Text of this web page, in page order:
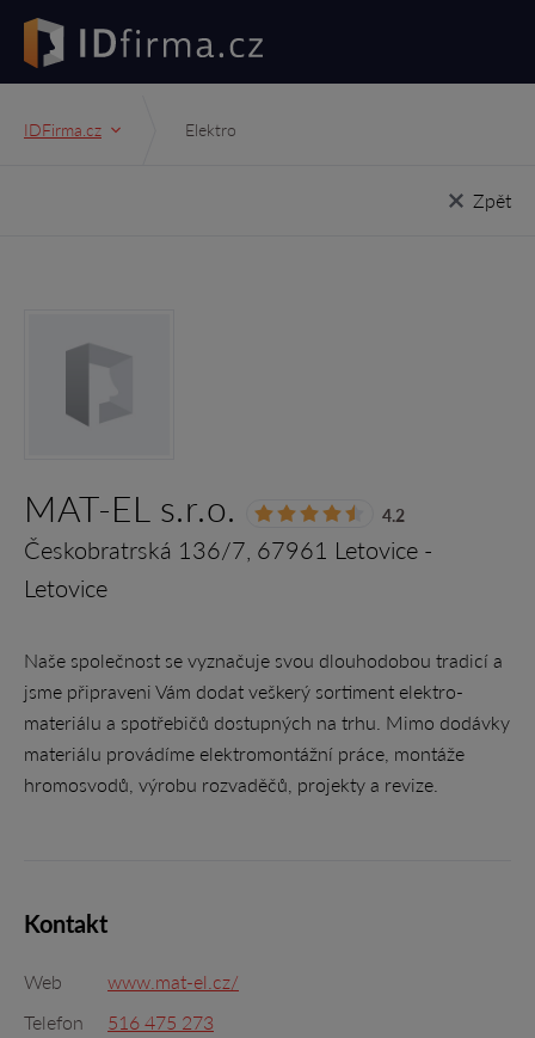
IDFirma.cz Elektro
Zpět
MAT-EL s.r.o. 4.2
Českobratrská 136/7, 67961 Letovice -
Letovice
Naše společnost se vyznačuje svou dlouhodobou tradicí a
jsme připraveni Vám dodat veškerý sortiment elektro-
materiálu a spotřebičů dostupných na trhu. Mimo dodávky
materiálu provádíme elektromontážní práce, montáže
hromosvodů, výrobu rozvaděčů, projekty a revize.
Kontakt
Web
www.mat-el.cz/
Telefon
516 475 273